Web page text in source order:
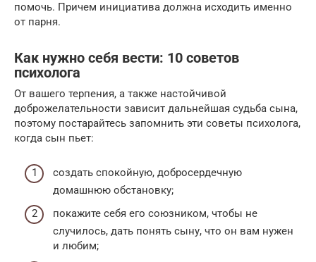
помочь. Причем инициатива должна исходить именно
от парня.
Как нужно себя вести: 10 советов
психолога
От вашего терпения, а также настойчивой
доброжелательности зависит дальнейшая судьба сына,
поэтому постарайтесь запомнить эти советы психолога,
когда сын пьет:
создать спокойную, добросердечную
домашнюю обстановку;
покажите себя его союзником, чтобы не
случилось, дать понять сыну, что он вам нужен
и любим;